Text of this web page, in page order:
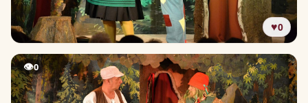
♥0
👁0